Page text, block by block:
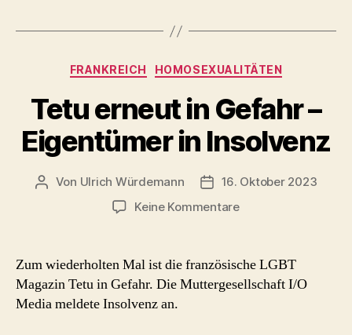
Kategorien
FRANKREICH HOMOSEXUALITÄTEN
Tetu erneut in Gefahr –
Eigentümer in Insolvenz
Beitragsautor
Von Ulrich Würdemann Beitragsdatum
16. Oktober 2023
Keine Kommentarezu
in
–
Zum wiederholten Mal ist die französische LGBT
Magazin Tetu in Gefahr. Die Muttergesellschaft I/O
Media meldete Insolvenz an.